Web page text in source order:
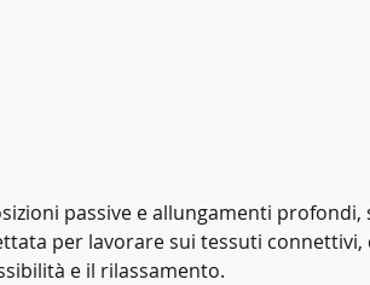
passive e allungamenti
per lavorare sui tessuti connettivi,
e il rilassamento.